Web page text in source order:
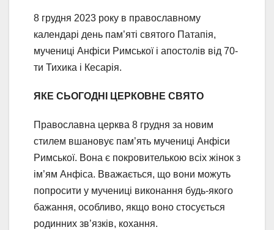
8 грудня 2023 року в православному
календарі день пам’яті святого Патапія,
мучениці Анфіси Римської і апостолів від 70-
ти Тихика і Кесарія.
ЯКЕ СЬОГОДНІ ЦЕРКОВНЕ СВЯТО
Православна церква 8 грудня за новим
стилем вшановує пам’ять мучениці Анфіси
Римської. Вона є покровителькою всіх жінок з
ім’ям Анфіса. Вважається, що вони можуть
попросити у мучениці виконання будь-якого
бажання, особливо, якщо воно стосується
родинних зв’язків, кохання.